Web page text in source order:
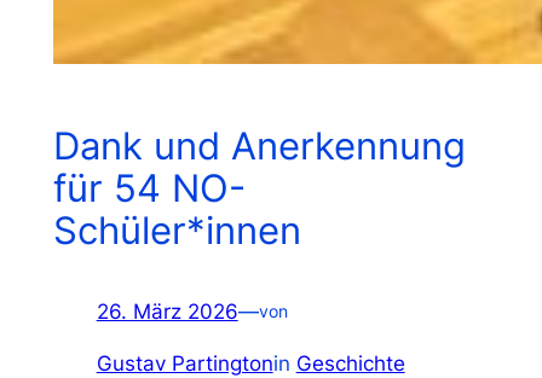
Dank und Anerkennung
für 54 NO-
Schüler*innen
26. März 2026—von
Gustav Partingtonin Geschichte